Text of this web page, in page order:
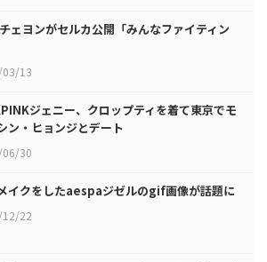
ェヨンがセルカ公開「みんなファイティン
13
ジェニー、クロップティを着て東京でモ
ン・ヒョンジとデート
30
イクをしたaespaジゼルのgif画像が話題に
22